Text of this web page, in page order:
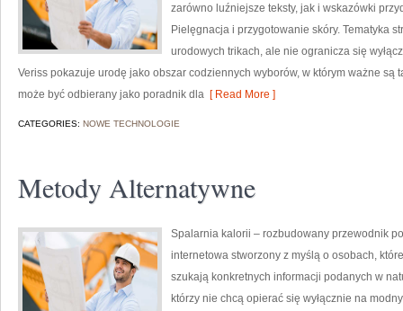
zarówno luźniejsze teksty, jak i wskazówki
Pielęgnacja i przygotowanie skóry. Tematyka
urodowych trikach, ale nie ogranicza się
Veriss pokazuje urodę jako obszar codziennych wyborów, w którym ważne są
może być odbierany jako poradnik dla [ Read More ]
CATEGORIES: NOWE TECHNOLOGIE
Metody Alternatywne
Spalarnia kalorii – rozbudowany przewodnik
internetowa stworzony z myślą o osobach,
szukają konkretnych informacji podanych w
którzy nie chcą opierać się wyłącznie na